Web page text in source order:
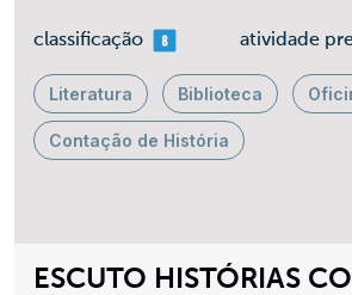
ESCUTO HISTÓRIAS
classificaçãomais 08 atividade
Literatura Biblioteca
Contação de História